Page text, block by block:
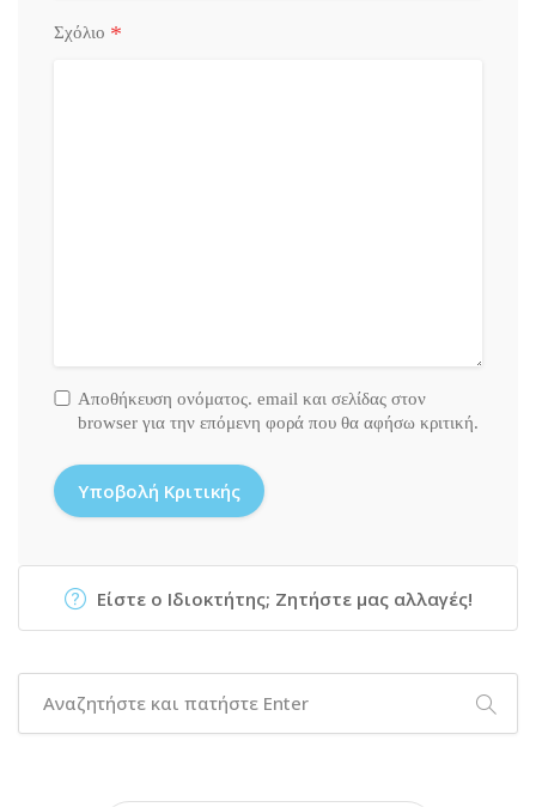
Σχόλιο *
Αποθήκευση ονόματος. email και σελίδας στον
browser για την επόμενη φορά που θα αφήσω κριτική.
Είστε ο Ιδιοκτήτης; Ζητήστε μας αλλαγές!